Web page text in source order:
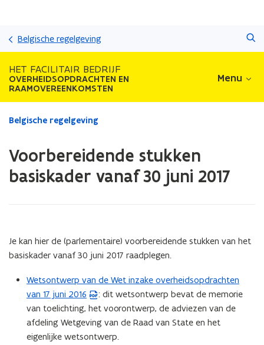
Belgische regelgeving
HET FACILITAIR BEDRIJF
OVERHEIDSOPDRACHTEN EN
RAAMOVEREENKOMSTEN
Menu
Gedaan
bevindt
zich
vanaf
30
2017
Belgische regelgeving
Voorbereidende stukken
basiskader vanaf 30 juni 2017
Je kan hier de (parlementaire) voorbereidende stukken van het
basiskader vanaf 30 juni 2017 raadplegen.
Wetsontwerp van de Wet inzake overheidsopdrachten
van 17 juni 2016
(
P
D
F
b
: dit wetsontwerp bevat de memorie
van toelichting, het voorontwerp, de adviezen van de
afdeling Wetgeving van de Raad van State en het
eigenlijke wetsontwerp.